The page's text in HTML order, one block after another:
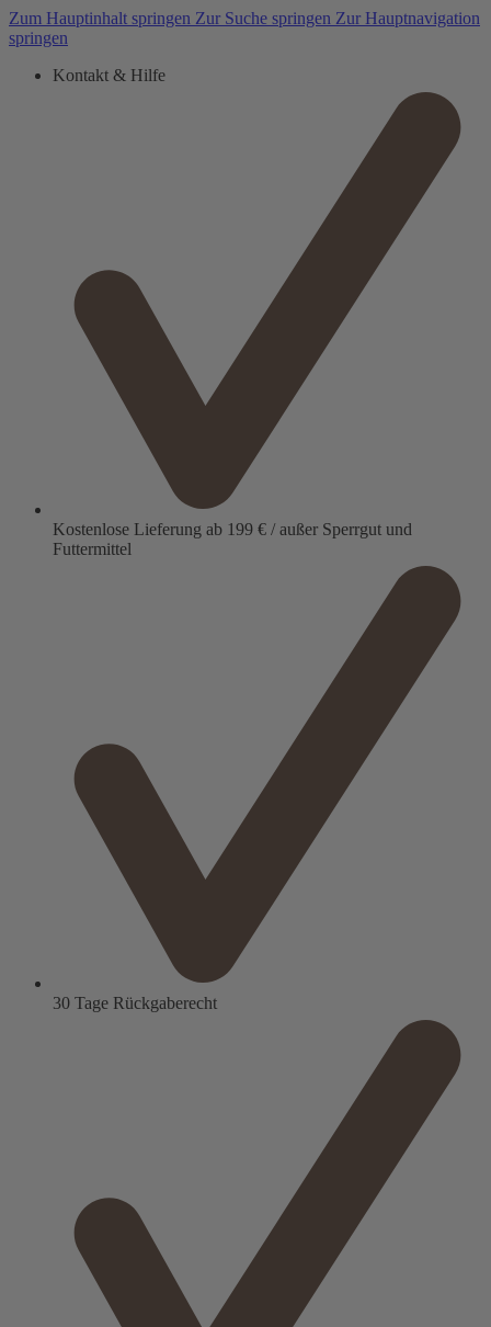
Zum Hauptinhalt springen Zur Suche springen Zur Hauptnavigation
springen
Kontakt & Hilfe
Kostenlose Lieferung ab 199 € / außer Sperrgut und
Futtermittel
30 Tage Rückgaberecht